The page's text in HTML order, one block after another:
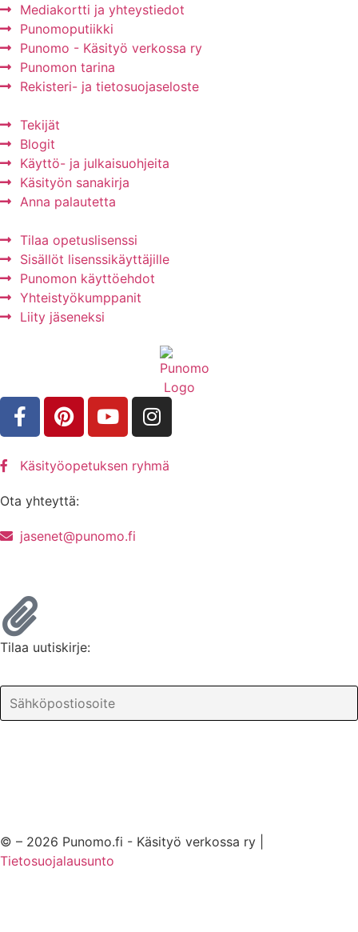
Mediakortti ja yhteystiedot
Punomoputiikki
Punomo - Käsityö verkossa ry
Punomon tarina
Rekisteri- ja tietosuojaseloste
Tekijät
Blogit
Käyttö- ja julkaisuohjeita
Käsityön sanakirja
Anna palautetta
Tilaa opetuslisenssi
Sisällöt lisenssikäyttäjille
Punomon käyttöehdot
Yhteistyökumppanit
Liity jäseneksi
Käsityöopetuksen ryhmä
Ota yhteyttä:
jasenet@punomo.fi
Tilaa uutiskirje:
© – 2026 Punomo.fi - Käsityö verkossa ry |
Tietosuojalausunto